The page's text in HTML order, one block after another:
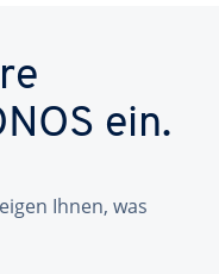
ein.
Ihnen, was